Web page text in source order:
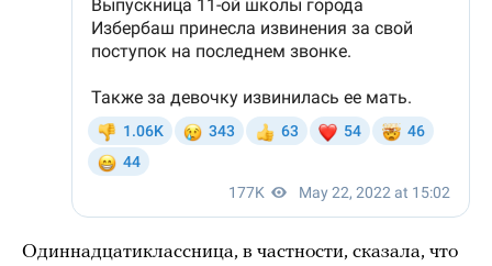
Одиннадцатиклассница, в частности, сказала, что